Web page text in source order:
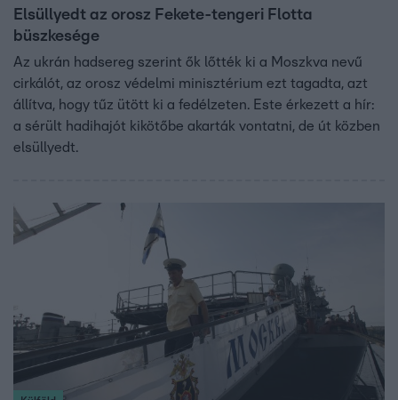
Elsüllyedt az orosz Fekete-tengeri Flotta
büszkesége
Az ukrán hadsereg szerint ők lőtték ki a Moszkva nevű
cirkálót, az orosz védelmi minisztérium ezt tagadta, azt
állítva, hogy tűz ütött ki a fedélzeten. Este érkezett a hír:
a sérült hadihajót kikötőbe akarták vontatni, de út közben
elsüllyedt.